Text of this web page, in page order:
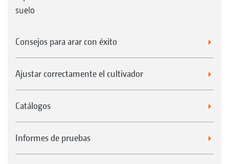
suelo
Consejos para arar con éxito
Ajustar correctamente el cultivador
Catálogos
Informes de pruebas